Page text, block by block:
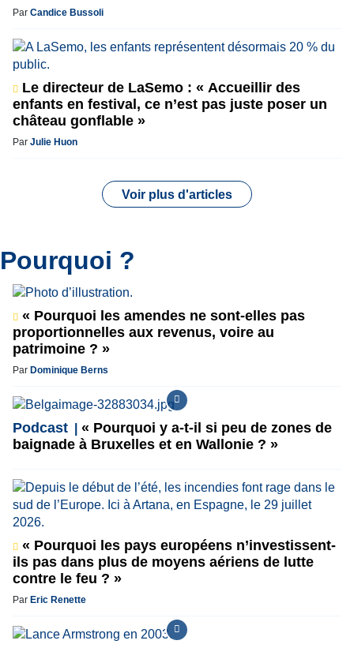
Par Candice Bussoli
Le directeur de LaSemo : « Accueillir des
enfants en festival, ce n’est pas juste poser un
château gonflable »
Par Julie Huon
Voir plus d'articles
Pourquoi ?
« Pourquoi les amendes ne sont-elles pas
proportionnelles aux revenus, voire au
patrimoine ? »
Par Dominique Berns
Podcast
« Pourquoi y a-t-il si peu de zones de
baignade à Bruxelles et en Wallonie ? »
« Pourquoi les pays européens n’investissent-
ils pas dans plus de moyens aériens de lutte
contre le feu ? »
Par Eric Renette